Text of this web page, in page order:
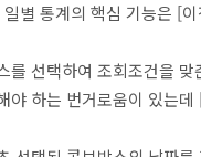
별 통계의 핵심 기능은 [
를 선택하여 조회조건을 맞
야 하는 번거로움이 있는